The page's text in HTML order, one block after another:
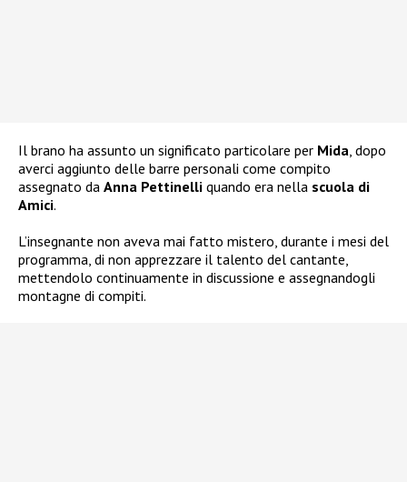
Il brano ha assunto un significato particolare per Mida , dopo
averci aggiunto delle barre personali come compito
assegnato da Anna Pettinelli quando era nella scuola di
Amici.
L’insegnante non aveva mai fatto mistero, durante i mesi del
programma, di non apprezzare il talento del cantante,
mettendolo continuamente in discussione e assegnandogli
montagne di compiti.